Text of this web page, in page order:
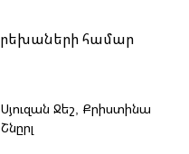
համար
Սյուզան Ջեշ, Քրիստինա
Շնըրլ